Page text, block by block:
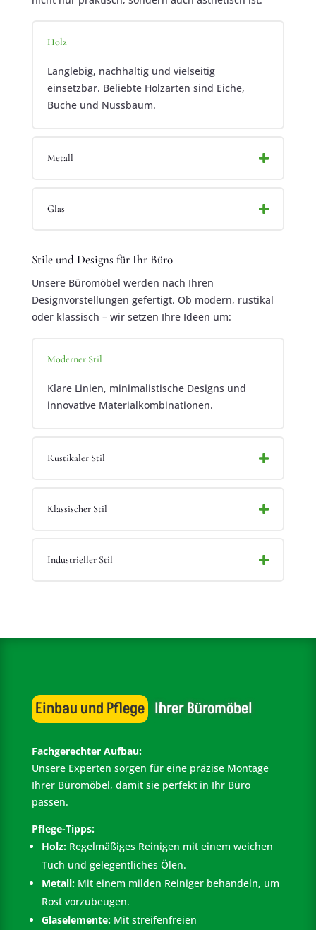
Holz
Langlebig, nachhaltig und vielseitig
einsetzbar. Beliebte Holzarten sind Eiche,
Buche und Nussbaum.
Metall
Glas
Stile und Designs für Ihr Büro
Unsere Büromöbel werden nach Ihren
Designvorstellungen gefertigt. Ob modern, rustikal
oder klassisch – wir setzen Ihre Ideen um:
Moderner Stil
Klare Linien, minimalistische Designs und
innovative Materialkombinationen.
Rustikaler Stil
Klassischer Stil
Industrieller Stil
Einbau und Pflege Ihrer Büromöbel
Fachgerechter Aufbau:
Unsere Experten sorgen für eine präzise Montage
Ihrer Büromöbel, damit sie perfekt in Ihr Büro
passen.
Pflege-Tipps:
Holz:Regelmäßiges Reinigen mit einem weichen
Tuch und gelegentliches Ölen.
Metall:Mit einem milden Reiniger behandeln, um
Rost vorzubeugen.
Glaselemente:Mit streifenfreien